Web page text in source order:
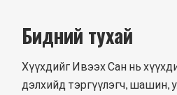
Бидний тухай
Хүүхдийг Ивээх Сан нь
дэлхийд тэргүүлэгч, шашин,